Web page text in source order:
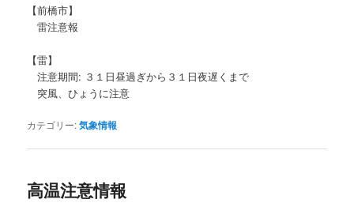
【前橋市】
雷注意報
【雷】
注意期間: ３１日昼過ぎから３１日夜遅くまで
突風、ひょうに注意
カテゴリー:気象情報
高温注意情報